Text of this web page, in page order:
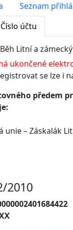
Seznam
Číslo účtu
Litní a
ukončené
se lze i
předem
unie – Záskalák
2010